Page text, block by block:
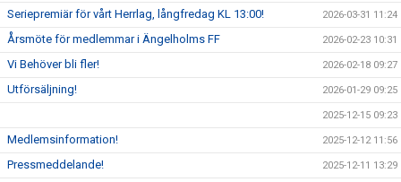
Seriepremiär för vårt Herrlag, långfredag KL 13:00! 2026-03-31 11:24
Årsmöte för medlemmar i Ängelholms FF 2026-02-23 10:31
Vi Behöver bli fler! 2026-02-18 09:27
Utförsäljning! 2026-01-29 09:25
2025-12-15 09:23
Medlemsinformation! 2025-12-12 11:56
Pressmeddelande! 2025-12-11 13:29